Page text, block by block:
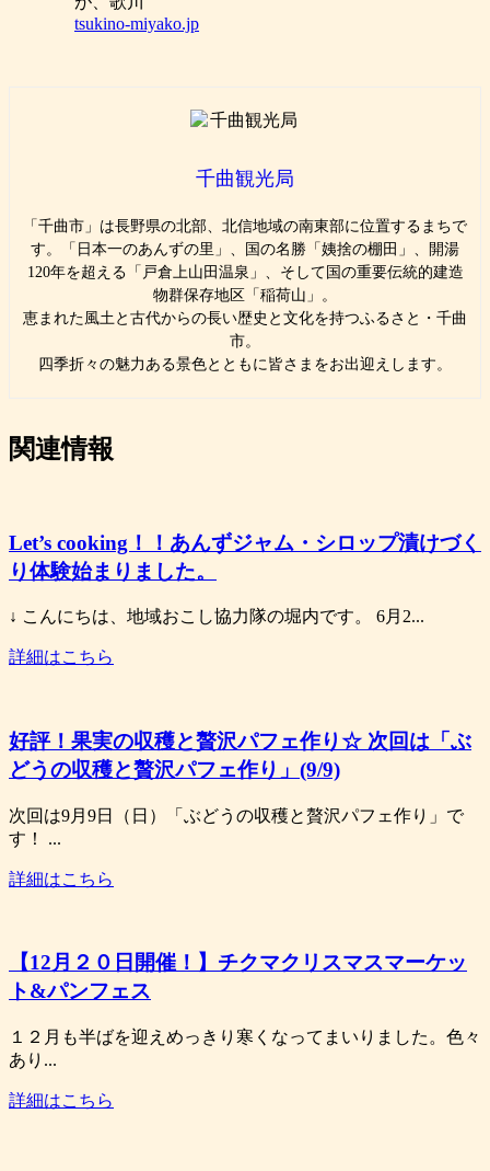
tsukino-miyako.jp
千曲観光局
「千曲市」は長野県の北部、北信地域の南東部に位置するまちで
す。「日本一のあんずの里」、国の名勝「姨捨の棚田」、開湯
120年を超える「戸倉上山田温泉」、そして国の重要伝統的建造
物群保存地区「稲荷山」。
恵まれた風土と古代からの長い歴史と文化を持つふるさと・千曲
市。
四季折々の魅力ある景色とともに皆さまをお出迎えします。
関連情報
Let’s cooking！！あんずジャム・シロップ漬けづく
り体験始まりました。
↓ こんにちは、地域おこし協力隊の堀内です。 6月2...
詳細はこちら
好評！果実の収穫と贅沢パフェ作り☆ 次回は「ぶ
どうの収穫と贅沢パフェ作り」(9/9)
次回は9月9日（日）「ぶどうの収穫と贅沢パフェ作り」で
す！ ...
詳細はこちら
【12月２０日開催！】チクマクリスマスマーケッ
ト&パンフェス
１２月も半ばを迎えめっきり寒くなってまいりました。色々
あり...
詳細はこちら